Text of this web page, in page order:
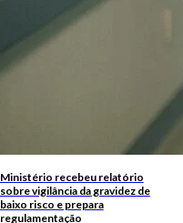
Ministério recebeu relatório
sobre vigilância da gravidez de
baixo risco e prepara
regulamentação